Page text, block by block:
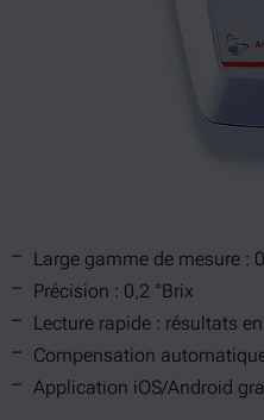
Large gamme de mesure :
Précision : 0,2 °Brix
Lecture rapide : résultats
Compensation
Application iOS/Android